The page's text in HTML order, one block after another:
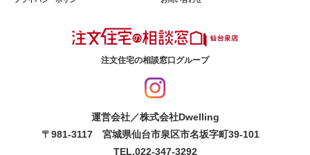
注文住宅の相談窓口グループ
運営会社／株式会社Dwelling
〒981-3117 宮城県仙台市泉区市名坂字町39-101
TEL.022-347-3292